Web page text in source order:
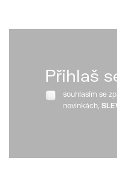
Přihlaš
souhlasím se
novinkách,